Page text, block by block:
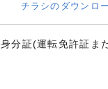
チラシのダウンロ
身分証(運転免許証ま